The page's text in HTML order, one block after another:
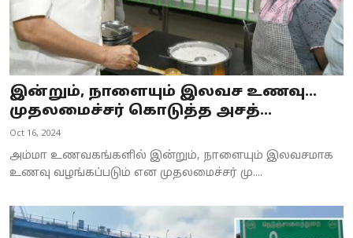
இன்றும், நாளையும் இலவச உணவு...
முதலமைச்சர் கொடுத்த அசத்...
Oct 16, 2024
அம்மா உணவகங்களில் இன்றும், நாளையும் இலவசமாக
உணவு வழங்கப்படும் என முதலமைச்சர் மு....